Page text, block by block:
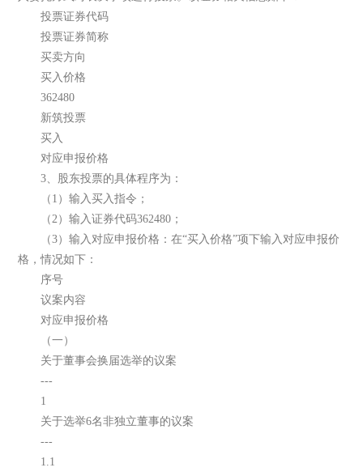
投票证券代码
投票证券简称
买卖方向
买入价格
362480
新筑投票
买入
对应申报价格
3、股东投票的具体程序为：
（1）输入买入指令；
（2）输入证券代码362480；
（3）输入对应申报价格：在“买入价格”项下输入对应申报价
格，情况如下：
序号
议案内容
对应申报价格
（一）
关于董事会换届选举的议案
---
1
关于选举6名非独立董事的议案
---
1.1